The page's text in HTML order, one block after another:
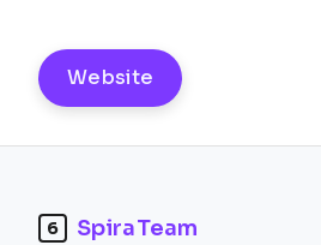
Website
6 SpiraTeam